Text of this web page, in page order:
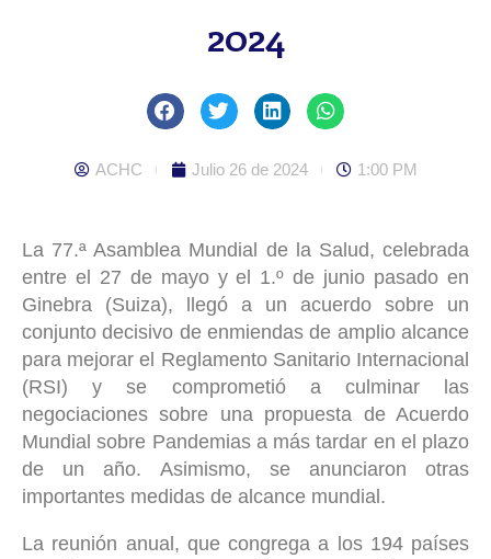
2024
ACHC Julio 26 de 2024 1:00 PM
La 77.ª Asamblea Mundial de la Salud, celebrada
entre el 27 de mayo y el 1.º de junio pasado en
Ginebra (Suiza), llegó a un acuerdo sobre un
conjunto decisivo de enmiendas de amplio alcance
para mejorar el Reglamento Sanitario Internacional
(RSI) y se comprometió a culminar las
negociaciones sobre una propuesta de Acuerdo
Mundial sobre Pandemias a más tardar en el plazo
de un año. Asimismo, se anunciaron otras
importantes medidas de alcance mundial.
La reunión anual, que congrega a los 194 países